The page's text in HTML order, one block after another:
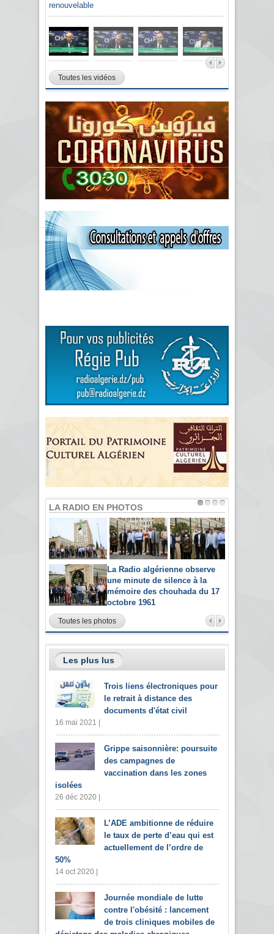
renouvelable
Toutes les vidéos
LA RADIO EN PHOTOS
La Radio algérienne observe
une minute de silence à la
mémoire des chouhada du 17
octobre 1961
Toutes les photos
Les plus lus
Trois liens électroniques pour
le retrait à distance des
documents d'état civil
16 mai 2021 |
Grippe saisonnière: poursuite
des campagnes de
vaccination dans les zones
isolées
26 déc 2020 |
L’ADE ambitionne de réduire
le taux de perte d’eau qui est
actuellement de l’ordre de
50%
14 oct 2020 |
Journée mondiale de lutte
contre l'obésité : lancement
de trois cliniques mobiles de